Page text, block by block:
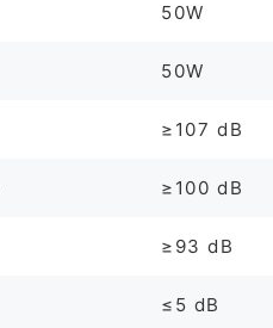
50W
50W
≥107 dB
≥100 dB
≥93 dB
≤5 dB